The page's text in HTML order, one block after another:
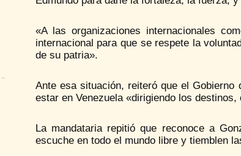
«A las organizaciones internacionales
internacional para que se respete la
de su patria».
Ante esa situación, reiteró que el
estar en Venezuela «dirigiendo los
La mandataria repitió que reconoce a
escuche en todo el mundo libre y tiemblen